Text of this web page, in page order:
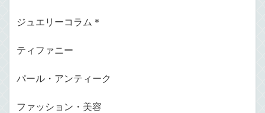
ジュエリーコラム＊
ティファニー
パール・アンティーク
ファッション・美容